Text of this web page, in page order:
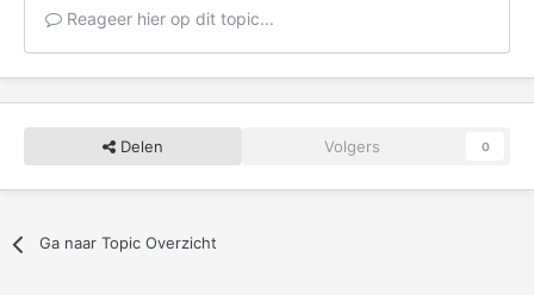
Reageer hier op dit topic...
Delen Volgers 0
Ga naar Topic Overzicht